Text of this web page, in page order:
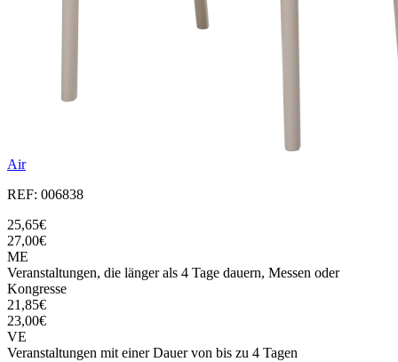
Air
REF: 006838
25,65€
27,00€
ME
Veranstaltungen, die länger als 4 Tage dauern, Messen oder
Kongresse
21,85€
23,00€
VE
Veranstaltungen mit einer Dauer von bis zu 4 Tagen